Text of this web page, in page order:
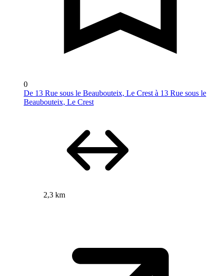
0
De 13 Rue sous le Beaubouteix, Le Crest à 13 Rue sous le
Beaubouteix, Le Crest
2,3 km